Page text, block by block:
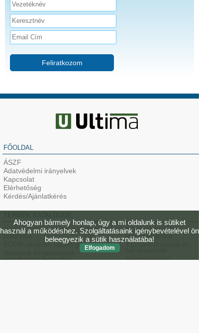
Ahogyan bármely honlap, úgy a mi oldalunk is sütiket
használ a működéshez. Szolgáltatásaink igénybevételével ön
beleegyezik a sütik használatába!
Elfogadom
Feliratkozom
FŐOLDAL
ÁSZF
Adatvédelmi irányelvek
Kapcsolat
Elérhetőség
Kérdés/Ajánlatkérés
Dobozok és tartozékok tégla
falazatba
ECON védőcső lázáró gumi kupak
gipszkarton falazatba
Termékek külső
hőszigetelésbe
Tűzzáró dobozok és
Hangszigetelő